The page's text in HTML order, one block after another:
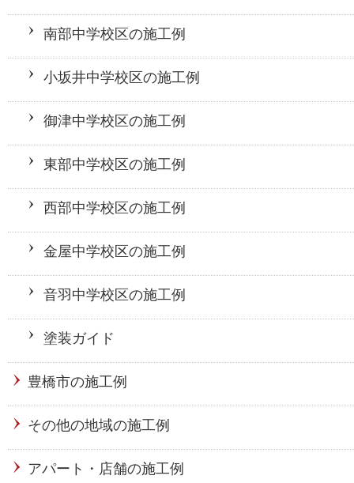
南部中学校区の施工例
小坂井中学校区の施工例
御津中学校区の施工例
東部中学校区の施工例
西部中学校区の施工例
金屋中学校区の施工例
音羽中学校区の施工例
塗装ガイド
豊橋市の施工例
その他の地域の施工例
アパート・店舗の施工例